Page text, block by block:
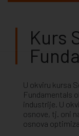
Kurs
U okviru kursa
Fundamentals
industrije. U
osnove, tj. oni
osnova